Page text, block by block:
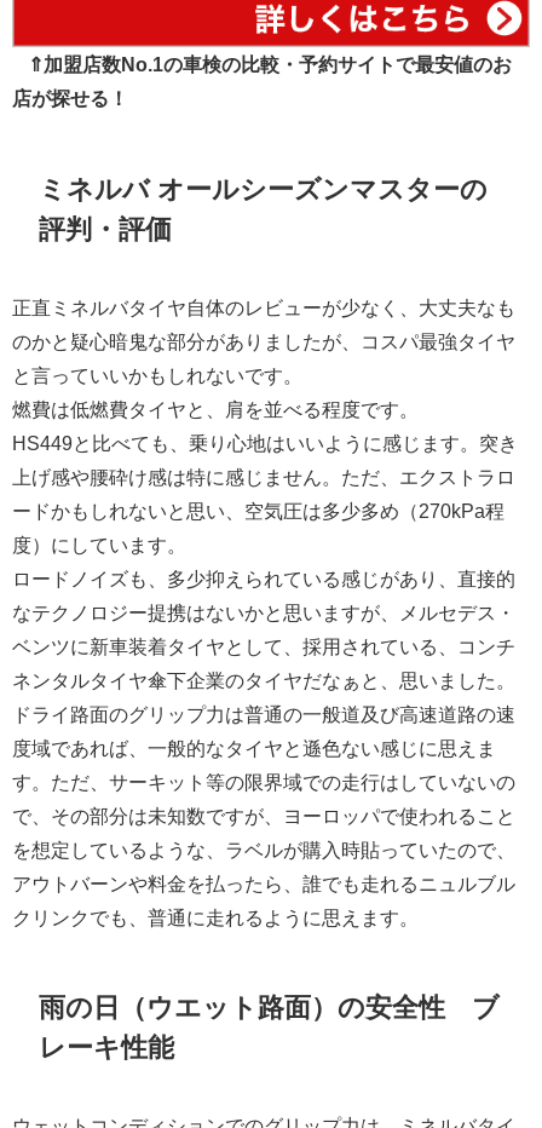
⇑加盟店数No.1の車検の比較・予約サイトで最安値のお
店が探せる！
ミネルバ オールシーズンマスターの
評判・評価
正直ミネルバタイヤ自体のレビューが少なく、大丈夫なも
のかと疑心暗鬼な部分がありましたが、コスパ最強タイヤ
と言っていいかもしれないです。
燃費は低燃費タイヤと、肩を並べる程度です。
HS449と比べても、乗り心地はいいように感じます。突き
上げ感や腰砕け感は特に感じません。ただ、エクストラロ
ードかもしれないと思い、空気圧は多少多め（270kPa程
度）にしています。
ロードノイズも、多少抑えられている感じがあり、直接的
なテクノロジー提携はないかと思いますが、メルセデス・
ベンツに新車装着タイヤとして、採用されている、コンチ
ネンタルタイヤ傘下企業のタイヤだなぁと、思いました。
ドライ路面のグリップ力は普通の一般道及び高速道路の速
度域であれば、一般的なタイヤと遜色ない感じに思えま
す。ただ、サーキット等の限界域での走行はしていないの
で、その部分は未知数ですが、ヨーロッパで使われること
を想定しているような、ラベルが購入時貼っていたので、
アウトバーンや料金を払ったら、誰でも走れるニュルブル
クリンクでも、普通に走れるように思えます。
雨の日（ウエット路面）の安全性 ブ
レーキ性能